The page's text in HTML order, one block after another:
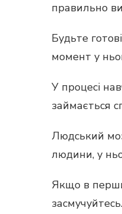
правильно
Будьте
момент у
У процесі
займається
Людський
людини, у
Якщо в